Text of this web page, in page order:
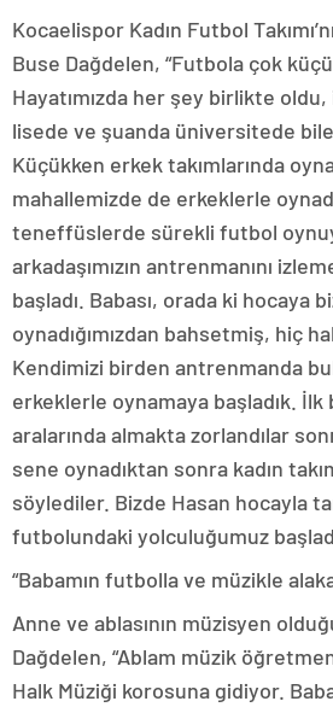
Kocaelispor Kadın Futbol
Buse Dağdelen, “Futbola çok
Hayatımızda her şey birlikte
lisede ve şuanda üniversitede
Küçükken erkek takımlarında
mahallemizde de erkeklerle
teneffüslerde sürekli futbol
arkadaşımızın antrenmanını
başladı. Babası, orada ki hocaya
oynadığımızdan bahsetmiş, hiç
Kendimizi birden antrenmanda
erkeklerle oynamaya başladık.
aralarında almakta zorlandılar
sene oynadıktan sonra kadın
söylediler. Bizde Hasan hocayla
futbolundaki yolculuğumuz
“Babamın futbolla ve müzikle
Anne ve ablasının müzisyen
Dağdelen, “Ablam müzik
Halk Müziği korosuna gidiyor.